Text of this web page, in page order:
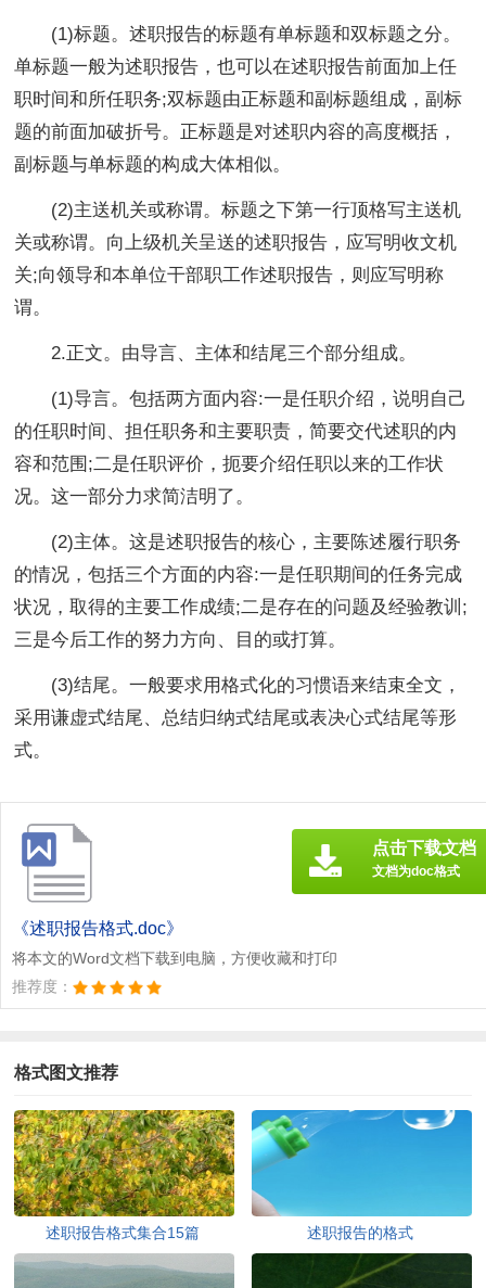
(1)标题。述职报告的标题有单标题和双标题之分。
单标题一般为述职报告，也可以在述职报告前面加上任
职时间和所任职务;双标题由正标题和副标题组成，副标
题的前面加破折号。正标题是对述职内容的高度概括，
副标题与单标题的构成大体相似。
(2)主送机关或称谓。标题之下第一行顶格写主送机
关或称谓。向上级机关呈送的述职报告，应写明收文机
关;向领导和本单位干部职工作述职报告，则应写明称
谓。
2.正文。由导言、主体和结尾三个部分组成。
(1)导言。包括两方面内容:一是任职介绍，说明自己
的任职时间、担任职务和主要职责，简要交代述职的内
容和范围;二是任职评价，扼要介绍任职以来的工作状
况。这一部分力求简洁明了。
(2)主体。这是述职报告的核心，主要陈述履行职务
的情况，包括三个方面的内容:一是任职期间的任务完成
状况，取得的主要工作成绩;二是存在的问题及经验教训;
三是今后工作的努力方向、目的或打算。
(3)结尾。一般要求用格式化的习惯语来结束全文，
采用谦虚式结尾、总结归纳式结尾或表决心式结尾等形
式。
《述职报告格式.doc》
将本文的Word文档下载到电脑，方便收藏和打印
推荐度：
点击下载文档
文档为doc格式
格式图文推荐
述职报告格式集合15篇 述职报告的格式